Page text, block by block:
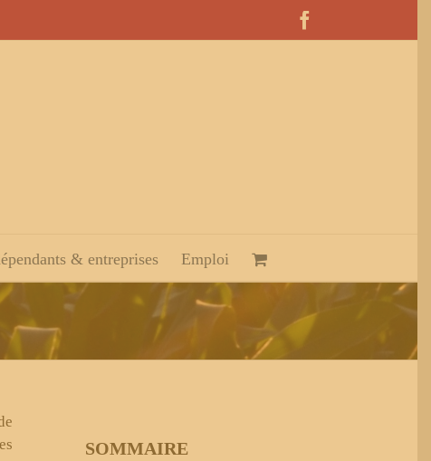
& entreprises Emploi
SOMMAIRE